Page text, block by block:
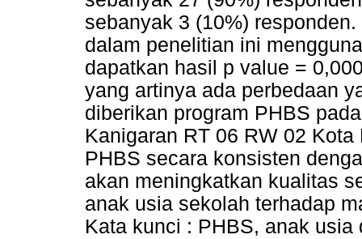
sebanyak 3 (10%)
dalam penelitian ini
dapatkan hasil p value =
yang artinya ada perbedaan
diberikan program PHBS
Kanigaran RT 06 RW 02
PHBS secara konsisten
akan meningkatkan kualitas
anak usia sekolah terhadap
Kata kunci : PHBS, anak usia